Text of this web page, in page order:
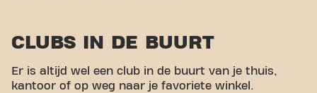
near the fitness.
Bus:The Ostend Esperanto bus
central location and accessible transport links,
achieving your fitness goals has never been easier.
CLUBS IN DE BUURT
Er is altijd wel een club in de buurt van je thuis,
kantoor of op weg naar je favoriete winkel.